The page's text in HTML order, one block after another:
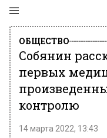
ОБЩЕСТВО
Собянин
первых
контролю
14 марта 2022, 13:43